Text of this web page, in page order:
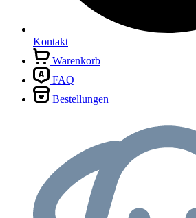
Kontakt
Warenkorb
FAQ
Bestellungen